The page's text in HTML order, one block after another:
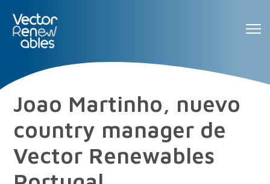
Joao Martinho, nuevo
country manager de
Vector Renewables